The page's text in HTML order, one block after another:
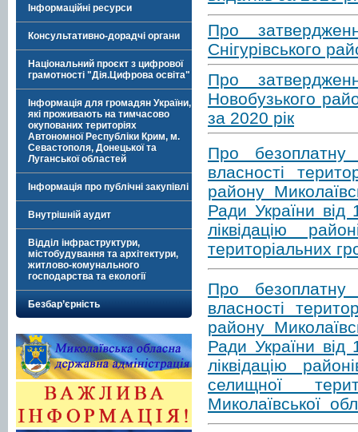
Інформаційні ресурси
Консультативно-дорадчі органи
Національний проєкт з цифрової
грамотності "Дія.Цифрова освіта"
Інформація для громадян України,
які проживають на тимчасово
окупованих територіях
Автономної Республіки Крим, м.
Севастополя, Донецької та
Луганської областей
Інформація про публічні закупівлі
Внутрішній аудит
Відділ інфраструктури,
містобудування та архітектури,
житлово-комунального
господарства та екології
Безбар’єрність
Про
Снігурівського
Про
Новобузького
за 2020 рік
Про
власності
району
Ради України
ліквідацію
територіальних
Про
власності
району
Ради України
ліквідацію
селищної
Миколаївської